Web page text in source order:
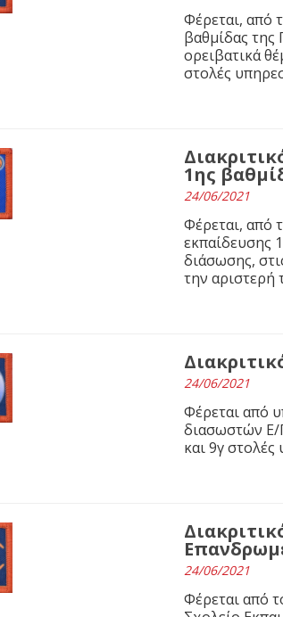
Φέρεται, από
βαθμίδας της
ορειβατικά
στολές
1ης
24/06/2021
Φέρεται, από
εκπαίδευσης
διάσωσης,
την αριστερή
24/06/2021
Φέρεται από
διασωστών Ε/
και 9γ στολές
24/06/2021
Φέρεται από